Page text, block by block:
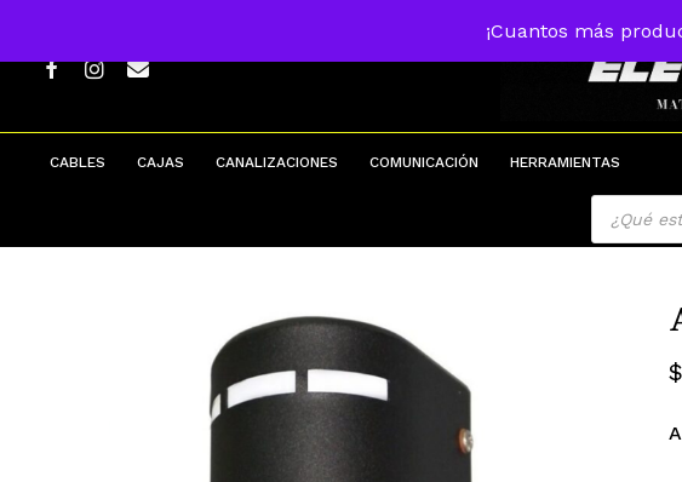
¡Cuantos más
main
content
FACEBOOKINSTAGRAM
EMAIL
CABLES CAJAS CANALIZACIONES COMUNICACIÓN HERRAMIENTAS
Products
search
$